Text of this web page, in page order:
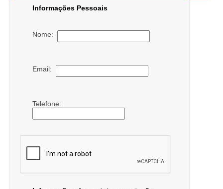
Informações Pessoais
Nome:
Email:
Telefone: